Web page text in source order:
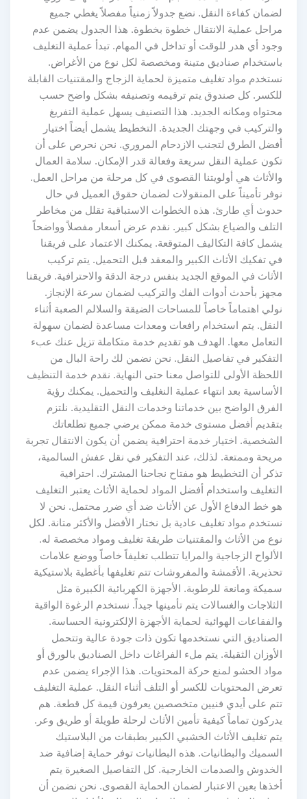
لضمان كفاءة النقل. نضع جدولاً زمنياً مفصلاً يغطي جميع
مراحل عملية الانتقال خطوة بخطوة. هذا الجدول يضمن عدم
وجود أي هدر للوقت أو تداخل في المهام. تبدأ عملية التغليف
باستخدام صناديق متينة ومخصصة لكل نوع من الأغراض.
نستخدم مواد تغليف متميزة لحماية الزجاج والمقتنيات القابلة
للكسر. كل صندوق يتم ترقيمه وتصنيفه بشكل واضح حسب
محتواه ومكانه الجديد. هذا التصنيف يسهل عملية التفريغ
والتركيب في وجهتك الجديدة. التخطيط يشمل أيضاً اختيار
أفضل الطرق لتجنب الازدحام المروري. نحن نحرص على أن
تكون عملية النقل سريعة وفعالة قدر الإمكان. سلامة العمال
والأثاث هي أولويتنا القصوى في كل مرحلة من مراحل العمل.
نوفر تأميناً على المنقولات لضمان حقوق العميل في حال
حدوث أي طارئ. هذه الخطوات الاستباقية تقلل من مخاطر
التلف والضياع بشكل كبير. نقدم عرض أسعار مفصلاً وواضحاً
يشمل كافة التكاليف المتوقعة. يمكنك الاعتماد على فريقنا
في تفكيك الأثاث الكبير والمعقد قبل التحميل. يتم تركيب
الأثاث في الموقع الجديد بنفس درجة الدقة والاحترافية. فريقنا
مجهز بأحدث أدوات الفك والتركيب لضمان سرعة الإنجاز.
نولي اهتماماً خاصاً للمساحات الضيقة والسلالم الصعبة أثناء
النقل. يتم استخدام رافعات ومعدات مساعدة لضمان سهولة
التعامل معها. الهدف هو تقديم خدمة متكاملة تزيل عنك عبء
التفكير في تفاصيل النقل. نحن نضمن لك راحة البال من
اللحظة الأولى للتواصل معنا حتى النهاية. نقدم خدمة التنظيف
الأساسية بعد انتهاء عملية النغليف والتحميل. يمكنك رؤية
الفرق الواضح بين خدماتنا وخدمات النقل التقليدية. نلتزم
بتقديم أفضل مستوى خدمة ممكن يرضي جميع تطلعاتك
الشخصية. اختيار خدمة احترافية يضمن أن يكون الانتقال تجربة
مريحة وممتعة. لذلك، عند التفكير في نقل عفش السالمية،
تذكر أن التخطيط هو مفتاح نجاحنا المشترك. احترافية
التغليف واستخدام أفضل المواد لحماية الأثاث يعتبر التغليف
هو خط الدفاع الأول عن الأثاث ضد أي ضرر محتمل. نحن لا
نستخدم مواد تغليف عادية بل نختار الأفضل والأكثر متانة. لكل
نوع من الأثاث والمقتنيات طريقة تغليف ومواد مخصصة له.
الألواح الزجاجية والمرايا تتطلب تغليفاً خاصاً ووضع علامات
تحذيرية. الأقمشة والمفروشات تتم تغليفها بأغطية بلاستيكية
سميكة ومانعة للرطوبة. الأجهزة الكهربائية الكبيرة مثل
الثلاجات والغسالات يتم تأمينها جيداً. نستخدم الرغوة الواقية
والفقاعات الهوائية لحماية الأجهزة الإلكترونية الحساسة.
الصناديق التي نستخدمها تكون ذات جودة عالية وتتحمل
الأوزان الثقيلة. يتم ملء الفراغات داخل الصناديق بالورق أو
مواد الحشو لمنع حركة المحتويات. هذا الإجراء يضمن عدم
تعرض المحتويات للكسر أو التلف أثناء النقل. عملية التغليف
تتم على أيدي فنيين متخصصين يعرفون قيمة كل قطعة. هم
يدركون تماماً كيفية تأمين الأثاث لرحلة طويلة أو طريق وعر.
يتم تغليف الأثاث الخشبي الكبير بطبقات من البلاستيك
السميك والبطانيات. هذه البطانيات توفر حماية إضافية ضد
الخدوش والصدمات الخارجية. كل التفاصيل الصغيرة يتم
أخذها بعين الاعتبار لضمان الحماية القصوى. نحن نضمن أن